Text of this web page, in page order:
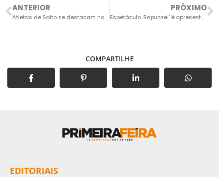
ANTERIOR
Atletas de Salto se destacam nos Jogos Escolares
PRÓXIMO
Espetáculo ‘Rapunzel’ é apresentado gratuitamente no Polo Shopping Indaiatuba
COMPARTILHE
EDITORIAIS